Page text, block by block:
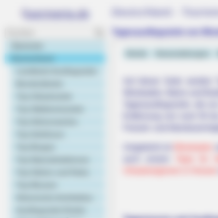
Columbus: High Blood Sugar
This Liver Fix